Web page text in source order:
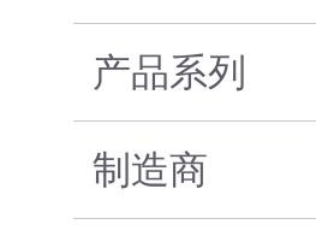
产品系列
制造商